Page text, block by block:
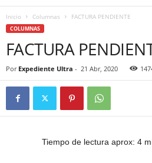
Inicio Columnas FACTURA PENDIENTE
COLUMNAS
FACTURA
Por Expediente Ultra - 21 Abr, 2020
Tiempo de lectura aprox: 4